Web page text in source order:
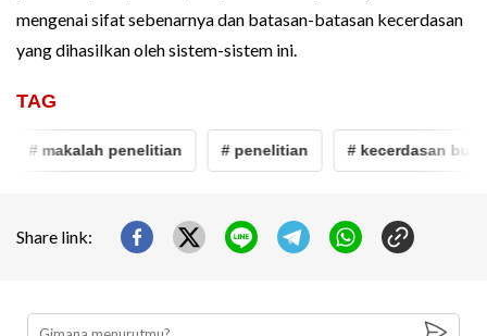
mengenai sifat sebenarnya dan batasan-batasan kecerdasan
yang dihasilkan oleh sistem-sistem ini.
TAG
# makalah penelitian # penelitian # kecerdasan
Share link: